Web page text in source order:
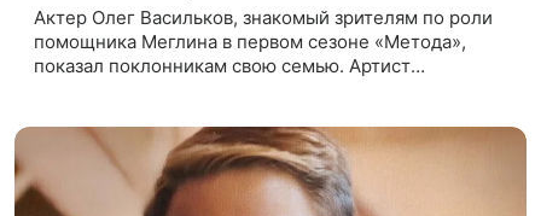
Актер Олег Васильков, знакомый зрителям по роли
помощника Меглина в первом сезоне «Метода»,
показал поклонникам свою семью. Артист